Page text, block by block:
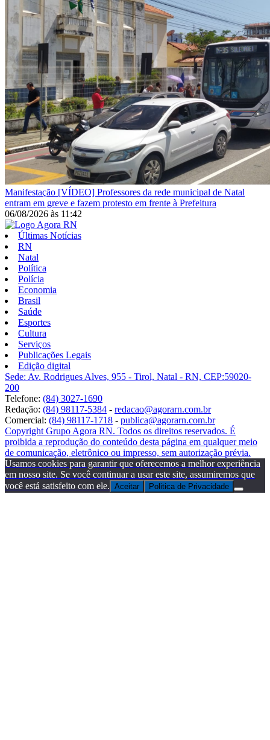
Manifestação [VÍDEO] Professores da rede municipal de Natal
entram em greve e fazem protesto em frente à Prefeitura
06/08/2026 às 11:42
Últimas Notícias
RN
Natal
Política
Polícia
Economia
Brasil
Saúde
Esportes
Cultura
Serviços
Publicações Legais
Edição digital
Sede: Av. Rodrigues Alves, 955 - Tirol, Natal - RN, CEP:59020-
200
Telefone: (84) 3027-1690
Redação: (84) 98117-5384 - redacao@agorarn.com.br
Comercial: (84) 98117-1718 - publica@agorarn.com.br
Copyright Grupo Agora RN. Todos os direitos reservados. É
proibida a reprodução do conteúdo desta página em qualquer meio
de comunicação, eletrônico ou impresso, sem autorização prévia.
Usamos cookies para garantir que oferecemos a melhor experiência
em nosso site. Se você continuar a usar este site, assumiremos que
você está satisfeito com ele. Aceitar Politica de Privacidade